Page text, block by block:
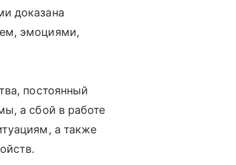
доказана
эмоциями,
постоянный
а сбой в работе
а также